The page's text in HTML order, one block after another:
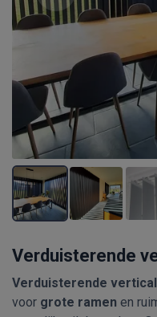
Verduisterende
Verduisterende
voor grote ramen en